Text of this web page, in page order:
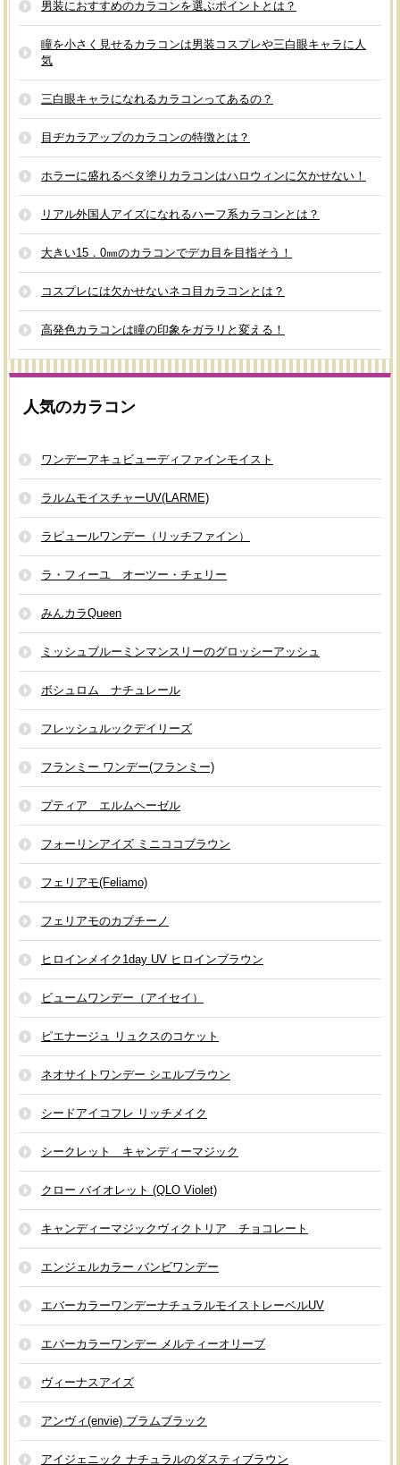
男装におすすめのカラコンを選ぶポイントとは？
瞳を小さく見せるカラコンは男装コスプレや三白眼キャラに人
気
三白眼キャラになれるカラコンってあるの？
目ヂカラアップのカラコンの特徴とは？
ホラーに盛れるベタ塗りカラコンはハロウィンに欠かせない！
リアル外国人アイズになれるハーフ系カラコンとは？
大きい15．0㎜のカラコンでデカ目を目指そう！
コスプレには欠かせないネコ目カラコンとは？
高発色カラコンは瞳の印象をガラリと変える！
人気のカラコン
ワンデーアキュビューディファインモイスト
ラルムモイスチャーUV(LARME)
ラピュールワンデー（リッチファイン）
ラ・フィーユ オーツー・チェリー
みんカラQueen
ミッシュブルーミンマンスリーのグロッシーアッシュ
ボシュロム ナチュレール
フレッシュルックデイリーズ
フランミー ワンデー(フランミー)
プティア エルムヘーゼル
フォーリンアイズ ミニココブラウン
フェリアモ(Feliamo)
フェリアモのカプチーノ
ヒロインメイク1day UV ヒロインブラウン
ビュームワンデー（アイセイ）
ピエナージュ リュクスのコケット
ネオサイトワンデー シエルブラウン
シードアイコフレ リッチメイク
シークレット キャンディーマジック
クロー バイオレット (QLO Violet)
キャンディーマジックヴィクトリア チョコレート
エンジェルカラー バンビワンデー
エバーカラーワンデーナチュラルモイストレーベルUV
エバーカラーワンデー メルティーオリーブ
ヴィーナスアイズ
アンヴィ(envie) プラムブラック
アイジェニック ナチュラルのダスティブラウン